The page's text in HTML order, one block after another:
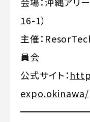
16-1）
主催：
員会
公式サイト：
expo.okinawa/